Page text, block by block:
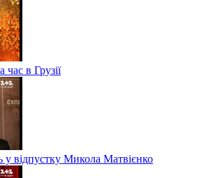
в Грузії
у відпустку Микола Матвієнко